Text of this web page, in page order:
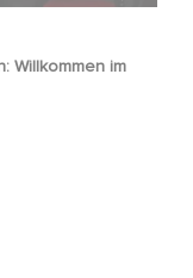
Willkommen im